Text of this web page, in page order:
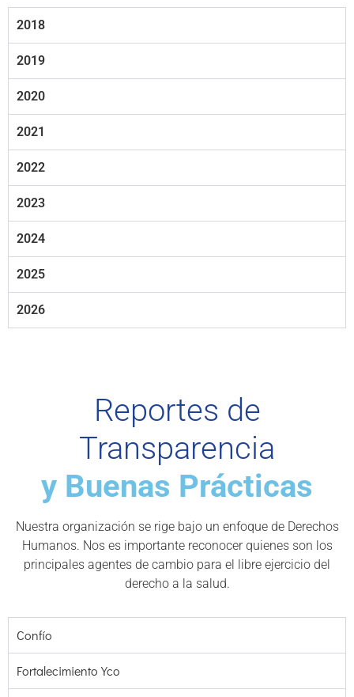
2018
2019
2020
2021
2022
2023
2024
2025
2026
Reportes de
Transparencia
y Buenas Prácticas
Nuestra organización se rige bajo un enfoque de Derechos
Humanos. Nos es importante reconocer quienes son los
principales agentes de cambio para el libre ejercicio del
derecho a la salud.
Confío
Fortalecimiento Yco